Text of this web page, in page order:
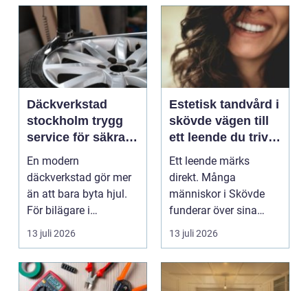
Däckverkstad
stockholm trygg
service för säkra
mil året runt
En modern
däckverkstad gör mer
än att bara byta hjul.
För bilägare i
Stockholm handlar
valet av däck...
13 juli 2026
Estetisk tandvård i
skövde vägen till
ett leende du trivs
med
Ett leende märks
direkt. Många
människor i Skövde
funderar över sina
tänder, men skjuter
upp att gör...
13 juli 2026